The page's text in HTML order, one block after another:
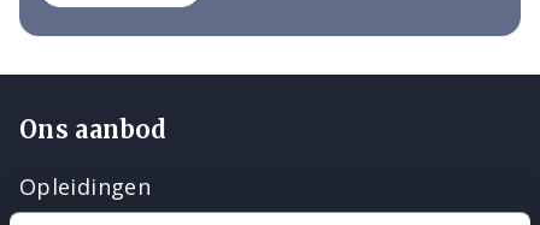
Ons aanbod
Opleidingen